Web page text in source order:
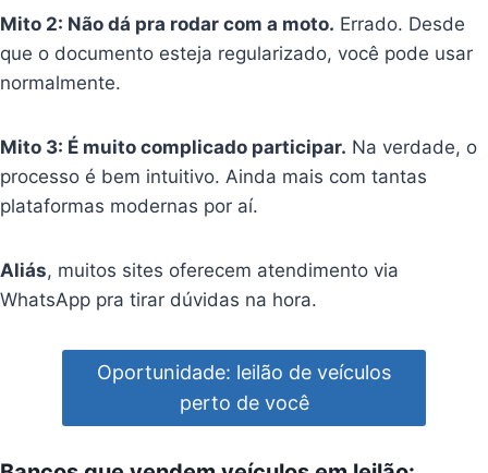
Mito 2: Não dá pra rodar com a moto. Errado. Desde
que o documento esteja regularizado, você pode usar
normalmente.
Mito 3: É muito complicado participar. Na verdade, o
processo é bem intuitivo. Ainda mais com tantas
plataformas modernas por aí.
Aliás, muitos sites oferecem atendimento via
WhatsApp pra tirar dúvidas na hora.
Oportunidade: leilão de veículos
perto de você